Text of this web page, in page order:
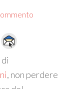
, non perdere